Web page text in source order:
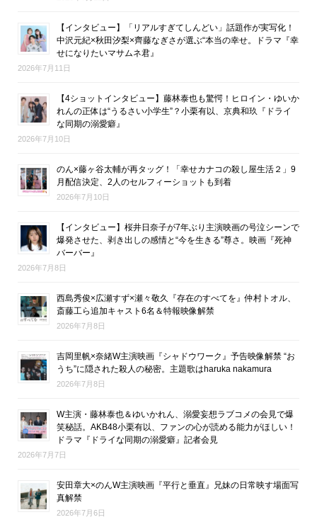
【インタビュー】「リアルすぎてしんどい」話題作が実写化！
中沢元紀×秋田汐梨×齊藤なぎさが選ぶ“本当の幸せ。ドラマ『幸
せになりたいマサムネ君』
2026年7月11日
【4ショットインタビュー】藤林泰也も驚愕！ヒロイン・ゆいか
れんの正体は“うるさい小学生”？小栗有以、京典和玖『ドライ
な同期の溺愛癖』
2026年7月10日
のん×藤ヶ谷太輔が再タッグ！「幸せカナコの殺し屋生活２」9
月配信決定、2人のセルフィーショットも到着
2026年7月10日
【インタビュー】桜井日奈子が7年ぶり主演映画の号泣シーンで
爆発させた、剥き出しの感情と“今を生きる”尊さ。映画『死神
バーバー』
2026年7月8日
西島秀俊×広瀬すず×瀬々敬久『存在のすべてを』仲村トオル、
斎藤工ら追加キャスト6名＆特報映像解禁
2026年7月8日
吉岡里帆×奈緒W主演映画『シャドウワーク』予告映像解禁 “お
うち”に隠された殺人の秘密。主題歌はharuka nakamura
2026年7月8日
W主演・藤林泰也＆ゆいかれん、溺愛妄想ラブコメの会見で爆
笑秘話。AKB48小栗有以、ファンの心が読める能力がほしい！
ドラマ『ドライな同期の溺愛癖』記者会見
2026年7月7日
安田章大×のんW主演映画『平行と垂直』兄妹の日常映す場面写
真解禁
2026年7月6日